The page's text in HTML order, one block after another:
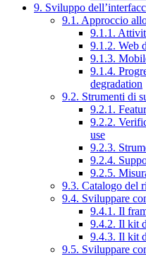
9. Sviluppo
9.1. Approccio
9.1.1.
9.1.2. Web
9.1.3.
9.1.4.
degradation
9.2. Strumenti di
9.2.1.
9.2.2.
use
9.2.3.
9.2.4.
9.2.5.
9.3. Catalogo del
9.4. Sviluppare
9.4.1. Il
9.4.2. Il kit
9.4.3. Il kit
9.5. Sviluppare